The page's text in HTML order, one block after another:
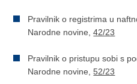
Pravilnik o registrima u
Narodne novine,42/23
Pravilnik o pristupu sobi s
Narodne novine,52/23